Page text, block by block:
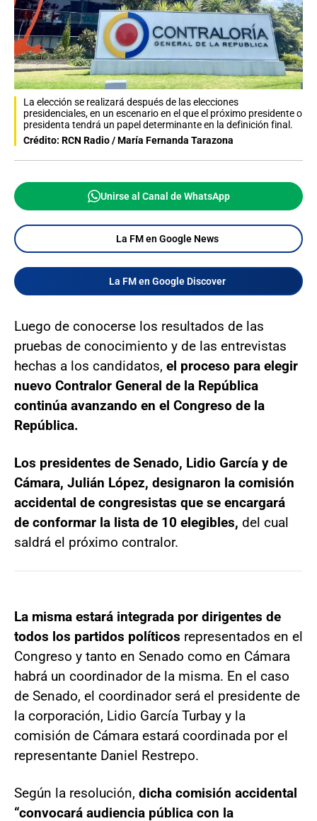
La elección se realizará después de las elecciones
presidenciales, en un escenario en el que el próximo presidente o
presidenta tendrá un papel determinante en la definición final.
Crédito: RCN Radio / María Fernanda Tarazona
Unirse al Canal de WhatsApp
La FM en Google News
La FM en Google Discover
Luego de conocerse los resultados de las
pruebas de conocimiento y de las entrevistas
hechas a los candidatos, el proceso para elegir
nuevo Contralor General de la República
continúa avanzando en el Congreso de la
República.
Los presidentes de Senado, Lidio García y de
Cámara, Julián López, designaron la comisión
accidental de congresistas que se encargará
de conformar la lista de 10 elegibles, del cual
saldrá el próximo contralor.
La misma estará integrada por dirigentes de
todos los partidos políticos representados en el
Congreso y tanto en Senado como en Cámara
habrá un coordinador de la misma. En el caso
de Senado, el coordinador será el presidente de
la corporación, Lidio García Turbay y la
comisión de Cámara estará coordinada por el
representante Daniel Restrepo.
Según la resolución, dicha comisión accidental
“convocará audiencia pública con la